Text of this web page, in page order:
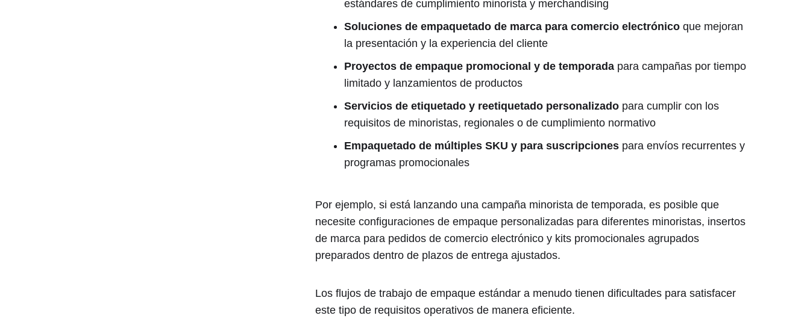
estándares de cumplimiento minorista y merchandising
Soluciones de empaquetado de marca para comercio electrónicoque mejoran
la presentación y la experiencia del cliente
Proyectos de empaque promocional y de temporadapara campañas por tiempo
limitado y lanzamientos de productos
Servicios de etiquetado y reetiquetado personalizadopara cumplir con los
requisitos de minoristas, regionales o de cumplimiento normativo
Empaquetado de múltiples SKU y para suscripcionespara envíos recurrentes y
programas promocionales
Por ejemplo, si está lanzando una campaña minorista de temporada, es posible que
necesite configuraciones de empaque personalizadas para diferentes minoristas, insertos
de marca para pedidos de comercio electrónico y kits promocionales agrupados
preparados dentro de plazos de entrega ajustados.
Los flujos de trabajo de empaque estándar a menudo tienen dificultades para satisfacer
este tipo de requisitos operativos de manera eficiente.